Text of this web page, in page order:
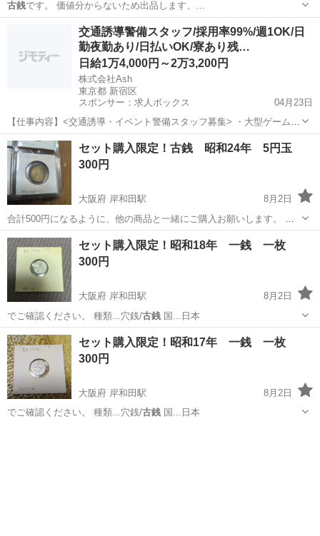
古銭です。 価値分からないため出品します、…
牛久駅 その他
交通誘導警備スタッフ/採用率99%/週1OK/日
勤夜勤あり/日払いOK/寮あり残…
日給1万4,000円～2万3,200円
株式会社Ash
東京都 新宿区
スポンサー：求人ボックス
04月23日
【仕事内容】<交通誘導・イベント警備スタッフ募集> ・大型ゲームイ
ベント ・スポーツ・地域イベント ・工事現場 など、さまざまな現場
で「安全を支える」警備会社です。 若手スタッフも多数活躍中! 未経
験スタートがほとんどなので、初め...
アルバイト・パート
セット購入限定！古銭 昭和24年 5円玉
300円
大阪府 岸和田駅
8月2日
合計500円になるように、他の商品と一緒にご購入お願いします。 昭
和24年 5円玉
大阪 岸和田市 岸和田駅 その他 5円玉
セット購入限定！昭和18年 一銭 一枚
300円
大阪府 岸和田駅
8月2日
でご確認ください。 種類...穴銭/古銭 国...日本
大阪 岸和田市 岸和田駅 その他 古銭
セット購入限定！昭和17年 一銭 一枚
300円
大阪府 岸和田駅
8月2日
でご確認ください。 種類...穴銭/古銭 国...日本